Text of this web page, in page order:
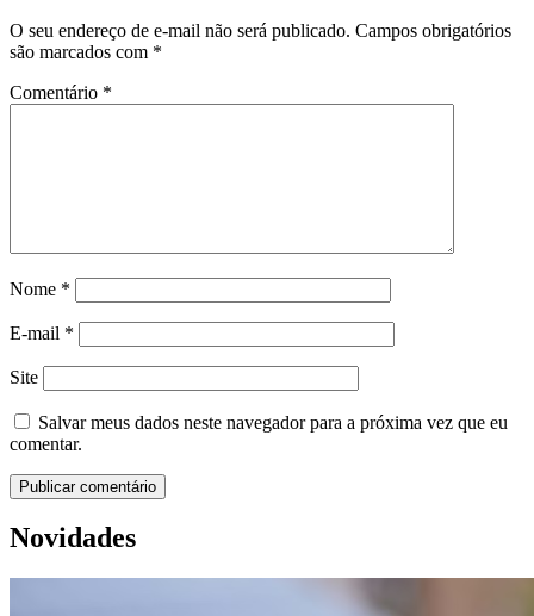
O seu endereço de e-mail não será publicado. Campos obrigatórios
são marcados com *
Comentário *
Nome *
E-mail *
Site
Salvar meus dados neste navegador para a próxima vez que eu
comentar.
Novidades